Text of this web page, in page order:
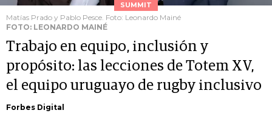
SUMMIT
Matías Prado y Pablo Pesce. Foto: Leonardo Mainé
FOTO: LEONARDO MAINÉ
Trabajo en equipo, inclusión y
propósito: las lecciones de Totem XV,
el equipo uruguayo de rugby inclusivo
Forbes Digital